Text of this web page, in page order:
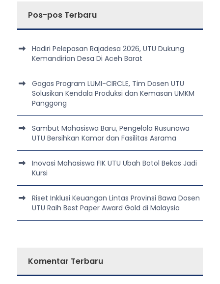
Pos-pos Terbaru
Hadiri Pelepasan Rajadesa 2026, UTU Dukung
Kemandirian Desa Di Aceh Barat
Gagas Program LUMI-CIRCLE, Tim Dosen UTU
Solusikan Kendala Produksi dan Kemasan UMKM
Panggong
Sambut Mahasiswa Baru, Pengelola Rusunawa
UTU Bersihkan Kamar dan Fasilitas Asrama
Inovasi Mahasiswa FIK UTU Ubah Botol Bekas Jadi
Kursi
Riset Inklusi Keuangan Lintas Provinsi Bawa Dosen
UTU Raih Best Paper Award Gold di Malaysia
Komentar Terbaru